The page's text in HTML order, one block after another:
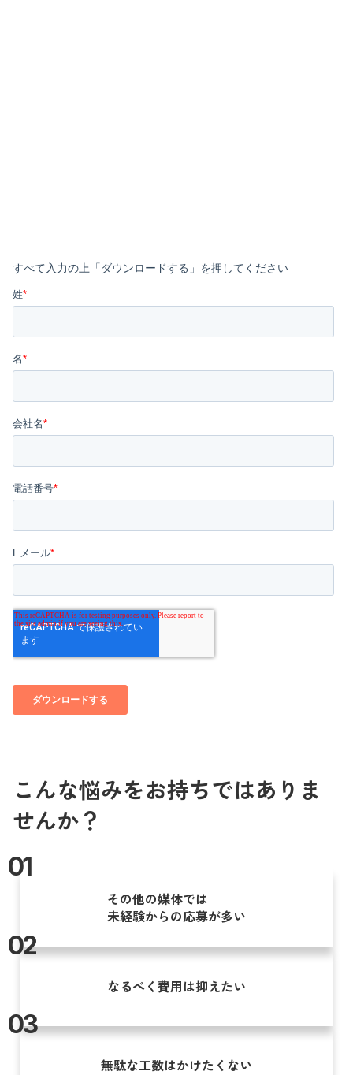
こんな悩みをお持ちではありま
せんか？
01
その他の媒体では
未経験からの応募が多い
02
なるべく費用は抑えたい
03
無駄な工数はかけたくない